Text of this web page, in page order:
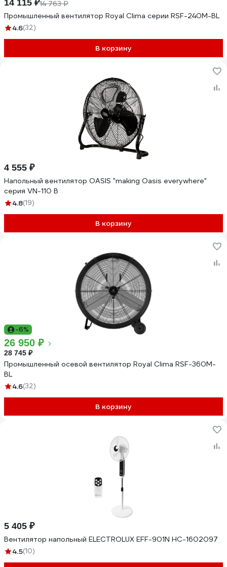
14 115 ₽14 763 ₽
Промышленный вентилятор Royal Clima серии RSF-240M-BL
4.6(32)
В корзину
4 555 ₽
Напольный вентилятор OASIS "making Оasis everywhere"
серия VN-110 B
4.8(19)
В корзину
-6%
26 950 ₽
28 745 ₽
Промышленный осевой вентилятор Royal Clima RSF-360M-
BL
4.6(32)
В корзину
5 405 ₽
Вентилятор напольный ELECTROLUX EFF-901N НС-1602097
4.5(10)